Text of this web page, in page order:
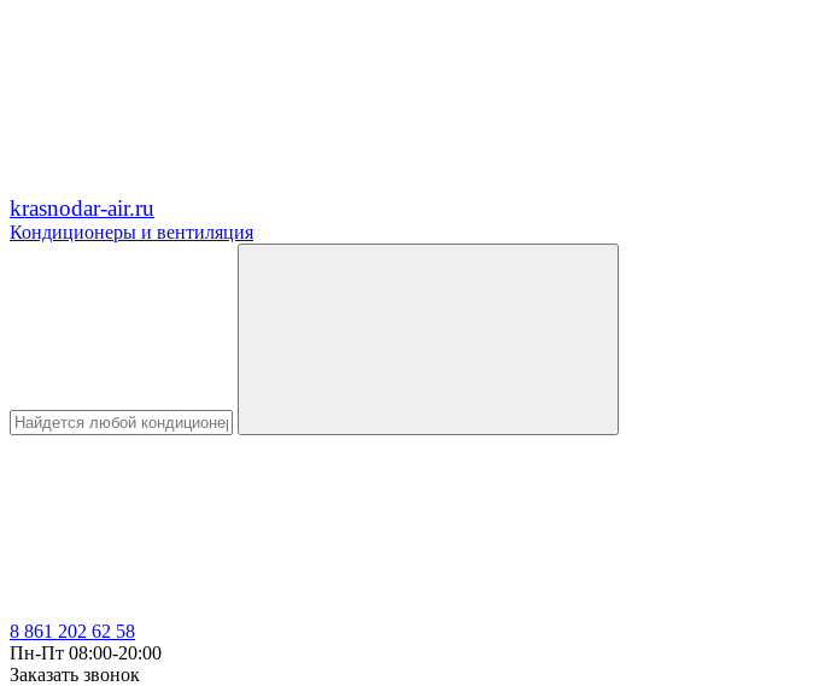
krasnodar-air.ru
Кондиционеры и вентиляция
8 861 202 62 58
Пн-Пт 08:00-20:00
Заказать звонок